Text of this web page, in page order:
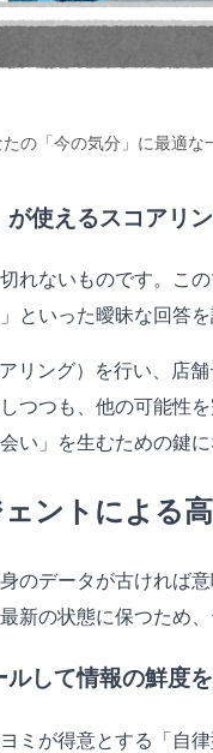
の「今の気分」に最適な
が使えるスコアリ
れないものです。こ
といった曖昧な回答
リング）を行い、店
つつも、他の可能性
い」を生むための鍵に
ントによる
のデータが古ければ
新の状態に保つため
して情報の鮮度
ミが得意とする「自